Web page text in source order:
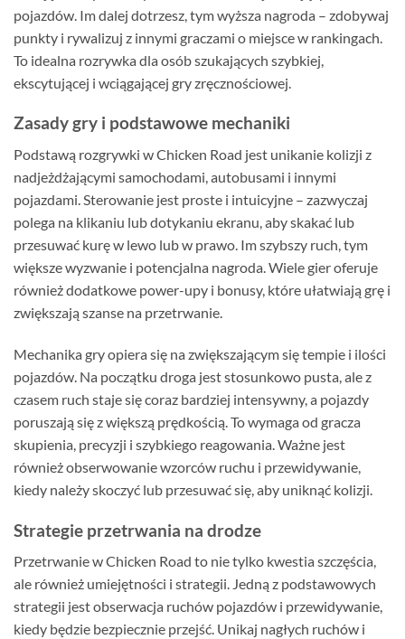
pojazdów. Im dalej dotrzesz, tym wyższa nagroda – zdobywaj
punkty i rywalizuj z innymi graczami o miejsce w rankingach.
To idealna rozrywka dla osób szukających szybkiej,
ekscytującej i wciągającej gry zręcznościowej.
Zasady gry i podstawowe mechaniki
Podstawą rozgrywki w Chicken Road jest unikanie kolizji z
nadjeżdżającymi samochodami, autobusami i innymi
pojazdami. Sterowanie jest proste i intuicyjne – zazwyczaj
polega na klikaniu lub dotykaniu ekranu, aby skakać lub
przesuwać kurę w lewo lub w prawo. Im szybszy ruch, tym
większe wyzwanie i potencjalna nagroda. Wiele gier oferuje
również dodatkowe power-upy i bonusy, które ułatwiają grę i
zwiększają szanse na przetrwanie.
Mechanika gry opiera się na zwiększającym się tempie i ilości
pojazdów. Na początku droga jest stosunkowo pusta, ale z
czasem ruch staje się coraz bardziej intensywny, a pojazdy
poruszają się z większą prędkością. To wymaga od gracza
skupienia, precyzji i szybkiego reagowania. Ważne jest
również obserwowanie wzorców ruchu i przewidywanie,
kiedy należy skoczyć lub przesuwać się, aby uniknąć kolizji.
Strategie przetrwania na drodze
Przetrwanie w Chicken Road to nie tylko kwestia szczęścia,
ale również umiejętności i strategii. Jedną z podstawowych
strategii jest obserwacja ruchów pojazdów i przewidywanie,
kiedy będzie bezpiecznie przejść. Unikaj nagłych ruchów i